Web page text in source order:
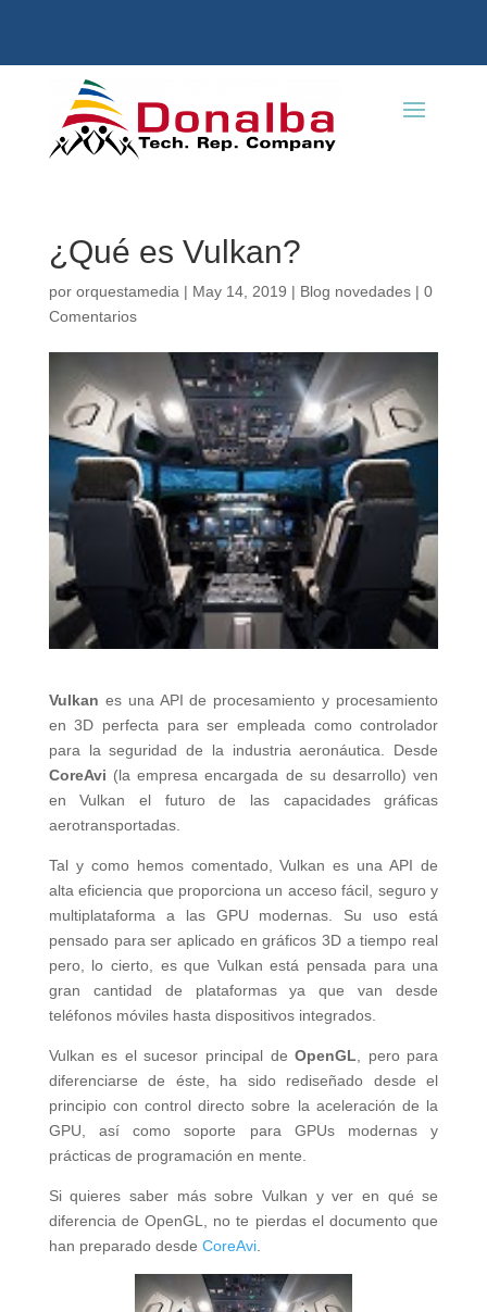
¿Qué es Vulkan?
por orquestamedia | May 14, 2019 | Blog novedades| 0
Comentarios
Vulkan es una API de procesamiento y procesamiento
en 3D perfecta para ser empleada como controlador
para la seguridad de la industria aeronáutica. Desde
CoreAvi (la empresa encargada de su desarrollo) ven
en Vulkan el futuro de las capacidades gráficas
aerotransportadas.
Tal y como hemos comentado, Vulkan es una API de
alta eficiencia que proporciona un acceso fácil, seguro y
multiplataforma a las GPU modernas. Su uso está
pensado para ser aplicado en gráficos 3D a tiempo real
pero, lo cierto, es que Vulkan está pensada para una
gran cantidad de plataformas ya que van desde
teléfonos móviles hasta dispositivos integrados.
Vulkan es el sucesor principal deOpenGL , pero para
diferenciarse de éste, ha sido rediseñado desde el
principio con control directo sobre la aceleración de la
GPU, así como soporte para GPUs modernas y
prácticas de programación en mente.
Si quieres saber más sobre Vulkan y ver en qué se
diferencia de OpenGL, no te pierdas el documento que
han preparado desde CoreAvi.